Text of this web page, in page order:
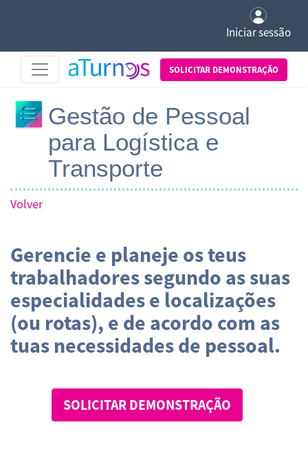
Iniciar sessão
SOLICITAR DEMONSTRAÇÃO
Gestão de Pessoal
para Logística e
Transporte
Volver
Gerencie e planeje os teus
trabalhadores segundo as suas
especialidades e localizações
(ou rotas), e de acordo com as
tuas necessidades de pessoal.
SOLICITAR DEMONSTRAÇÃO